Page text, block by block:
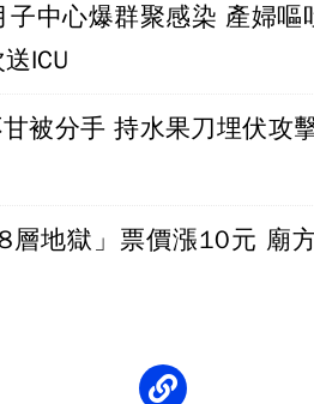
中心爆群聚感染 產婦嘔
ICU
被分手 持水果刀埋伏攻
層地獄」票價漲10元 廟